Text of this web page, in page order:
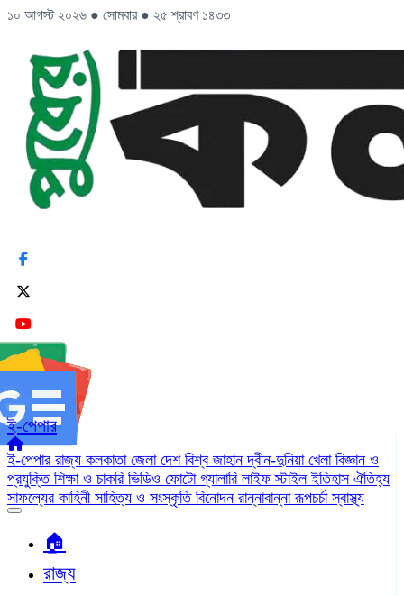
১০ আগস্ট ২০২৬ ● সোমবার ● ২৫ শ্রাবণ ১৪৩৩
ই-পেপার
ই-পেপার রাজ্য কলকাতা জেলা দেশ বিশ্ব জাহানদ্বীন-দুনিয়া খেলা বিজ্ঞান ও
প্রযুক্তি শিক্ষা ও চাকরি ভিডিও ফোটো গ্যালারি লাইফ স্টাইলইতিহাস ঐতিহ্য
সাফল্যের কাহিনী সাহিত্য ও সংস্কৃতি বিনোদন রান্নাবান্নারূপচর্চাস্বাস্থ্য
🏠︎
রাজ্য